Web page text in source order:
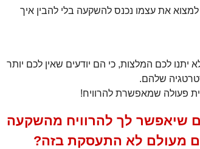
את עצמו נכנס להשקעה בלי להבין איך
יתנו לכם המלצות, כי הם יודעים שאין לכם יותר
שלהם.
פעולה שמאפשרת להרוויח!
שיאפשר לך להרוויח מהשקעה
מעולם לא התעסקת בזה?